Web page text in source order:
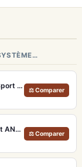
JLab Epic Sport ANC 3 Noir – Écouteurs Sport ANC IP66 Double Driver
⚖ Comparer
Beats Powerbeats Pro 2 – Écouteurs sport ANC et Suivi Cardio
⚖ Comparer